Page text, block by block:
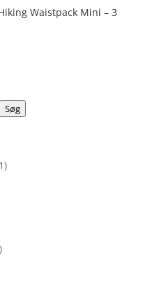
Waistpack Mini – 3
Søg